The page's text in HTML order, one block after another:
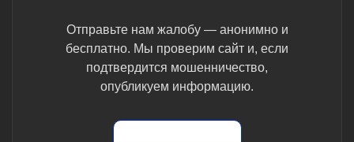
Отправьте нам жалобу — анонимно и
бесплатно. Мы проверим сайт и, если
подтвердится мошенничество,
опубликуем информацию.